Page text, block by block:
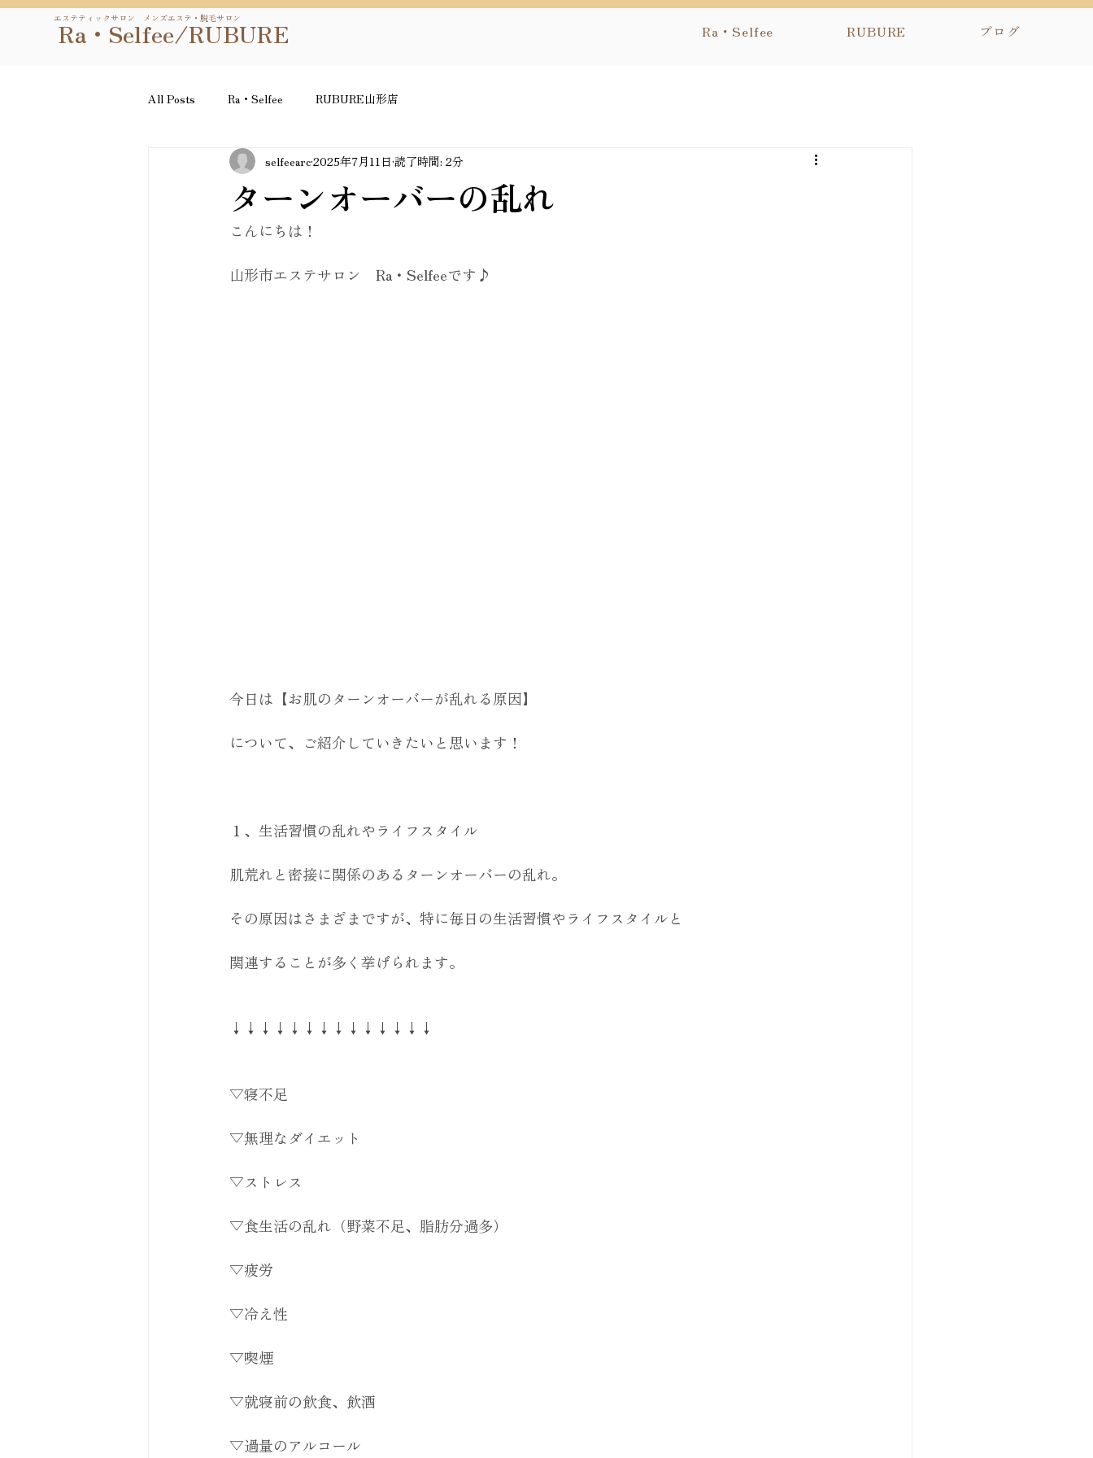
エステティックサロン メンズエステ・脱毛サロン
Ra・Selfee/RUBURE Ra・Selfee RUBURE ブログ
All Posts Ra・Selfee RUBURE山形店
ターンオーバーの乱れ
selfeearc2025年7月11日 読了時間: 2分
こんにちは！
山形市エステサロン　Ra・Selfeeです♪
今日は【お肌のターンオーバーが乱れる原因】
について、ご紹介していきたいと思います！
１、生活習慣の乱れやライフスタイル
肌荒れと密接に関係のあるターンオーバーの乱れ。
その原因はさまざまですが、特に毎日の生活習慣やライフスタイルと
関連することが多く挙げられます。
↓↓↓↓↓↓↓↓↓↓↓↓↓↓
▽寝不足
▽無理なダイエット
▽ストレス
▽食生活の乱れ（野菜不足、脂肪分過多）
▽疲労
▽冷え性
▽喫煙
▽就寝前の飲食、飲酒
▽過量のアルコール